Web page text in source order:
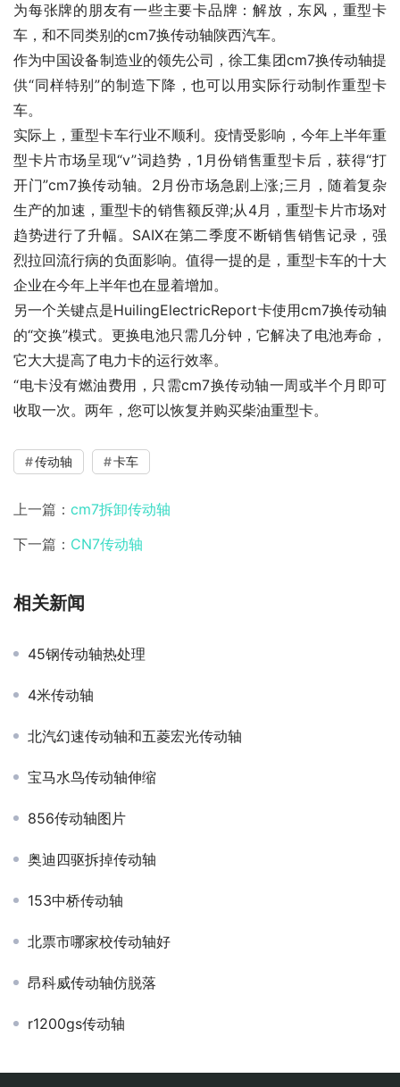
为每张牌的朋友有一些主要卡品牌：解放，东风，重型卡
车，和不同类别的cm7换传动轴陕西汽车。
作为中国设备制造业的领先公司，徐工集团cm7换传动轴提
供“同样特别”的制造下降，也可以用实际行动制作重型卡
车。
实际上，重型卡车行业不顺利。疫情受影响，今年上半年重
型卡片市场呈现“v”词趋势，1月份销售重型卡后，获得“打
开门”cm7换传动轴。2月份市场急剧上涨;三月，随着复杂
生产的加速，重型卡的销售额反弹;从4月，重型卡片市场对
趋势进行了升幅。SAIX在第二季度不断销售销售记录，强
烈拉回流行病的负面影响。值得一提的是，重型卡车的十大
企业在今年上半年也在显着增加。
另一个关键点是HuilingElectricReport卡使用cm7换传动轴
的“交换”模式。更换电池只需几分钟，它解决了电池寿命，
它大大提高了电力卡的运行效率。
“电卡没有燃油费用，只需cm7换传动轴一周或半个月即可
收取一次。两年，您可以恢复并购买柴油重型卡。
传动轴 卡车
上一篇： cm7拆卸传动轴
下一篇： CN7传动轴
相关新闻
45钢传动轴热处理
4米传动轴
北汽幻速传动轴和五菱宏光传动轴
宝马水鸟传动轴伸缩
856传动轴图片
奥迪四驱拆掉传动轴
153中桥传动轴
北票市哪家校传动轴好
昂科威传动轴仿脱落
r1200gs传动轴